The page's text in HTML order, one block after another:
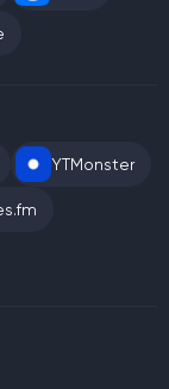
YTMonster